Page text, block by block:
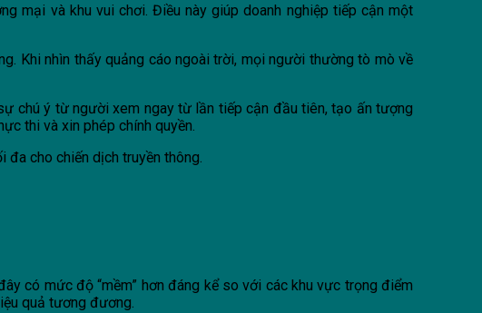
mại và khu vui chơi. Điều này giúp doanh nghiệp tiếp cận một
Khi nhìn thấy quảng cáo ngoài trời, mọi người thường tò mò về
chú ý từ người xem ngay từ lần tiếp cận đầu tiên, tạo ấn tượng
thi và xin phép chính quyền.
cho chiến dịch truyền thông.
có mức độ “mềm” hơn đáng kể so với các khu vực trọng điểm
quả tương đương.